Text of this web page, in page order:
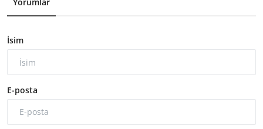
İsim
E-posta